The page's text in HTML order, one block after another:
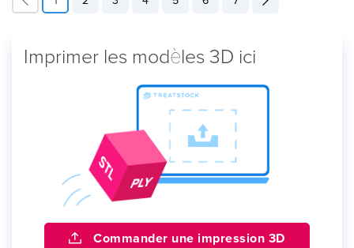
Imprimer les modèles 3D ici
Commander une impression 3D